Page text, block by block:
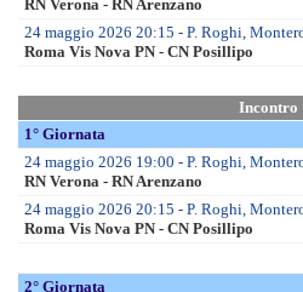
Tornei
Trof. Reg.ni 2026 Fem
XII Eurochocolate Perugia
Internazionali
Europei Mas.li 2026
Europei Fem.li 2026
Mondiali Fem.li 2025
Prossime Partite